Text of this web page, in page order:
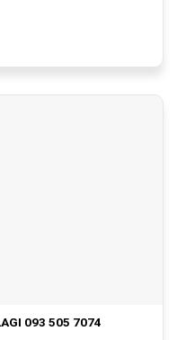
093 505 7074